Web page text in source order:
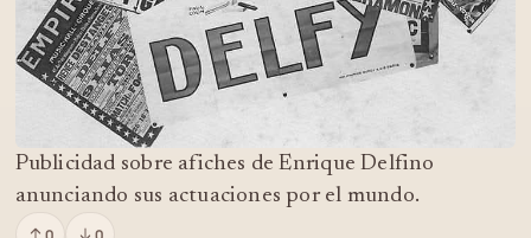
Publicidad sobre afiches de Enrique Delfino
anunciando sus actuaciones por el mundo.